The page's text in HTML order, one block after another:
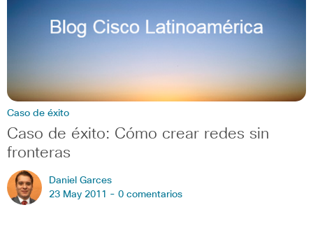
Caso de éxito
Caso de éxito: Cómo crear redes sin
fronteras
Daniel Garces
23 May 2011 - 0 comentarios